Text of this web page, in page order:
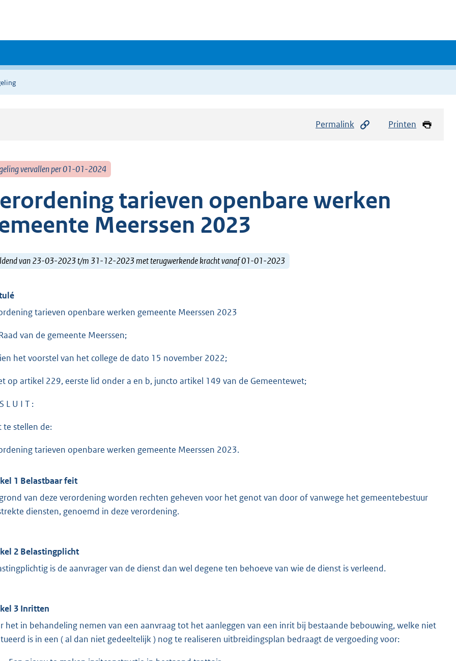
Permalink Printen
vervallen per 01-01-2024
tarieven openbare werken
Meerssen 2023
van 23-03-2023 t/m 31-12-2023 met terugwerkende kracht vanaf 01-01-2023
tarieven openbare werken gemeente Meerssen 2023
van de gemeente Meerssen;
het voorstel van het college de dato 15 november 2022;
op artikel 229, eerste lid onder a en b, juncto artikel 149 van de Gemeentewet;
L U I T :
te stellen de:
tarieven openbare werken gemeente Meerssen 2023.
1 Belastbaar feit
van deze verordening worden rechten geheven voor het genot van door of vanwege het gemeentebestuur
diensten, genoemd in deze verordening.
2 Belastingplicht
is de aanvrager van de dienst dan wel degene ten behoeve van wie de dienst is verleend.
3 Inritten
het in behandeling nemen van een aanvraag tot het aanleggen van een inrit bij bestaande bebouwing, welke niet
is in een ( al dan niet gedeeltelijk ) nog te realiseren uitbreidingsplan bedraagt de vergoeding voor: